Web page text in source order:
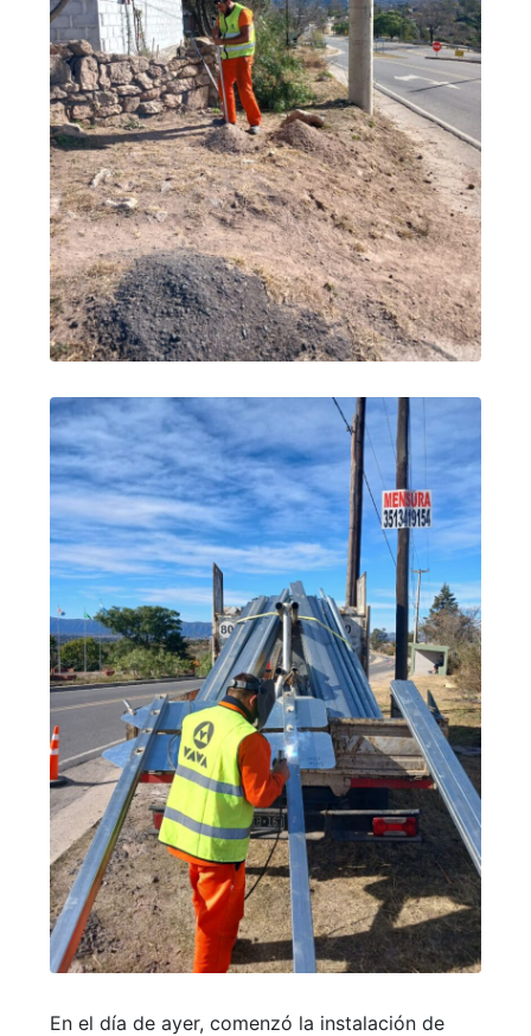
En el día de ayer, comenzó la instalación de